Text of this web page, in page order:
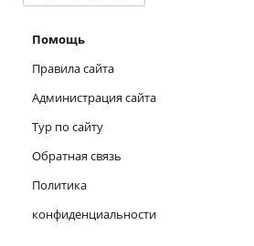
Помощь
Правила сайта
Администрация сайта
Тур по сайту
Обратная связь
Политика
конфиденциальности